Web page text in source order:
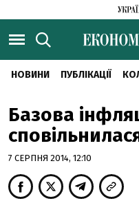
НОВИНИ ПУБЛІКАЦІЇ
Базова
7 СЕРПНЯ 2014, 12:10